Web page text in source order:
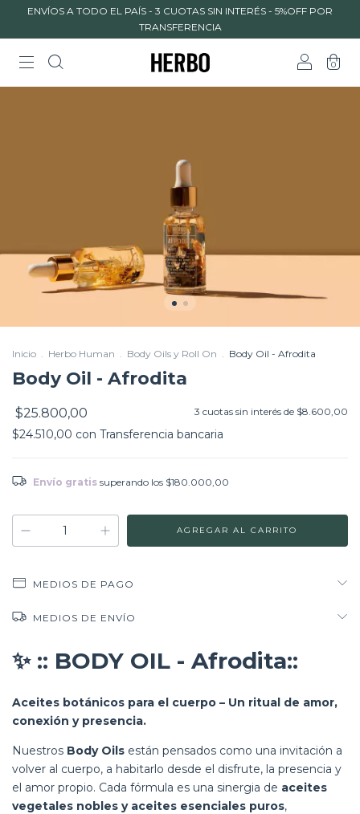
ENVÍOS A TODO EL PAÍS - 3 CUOTAS SIN INTERÉS - 5%OFF POR
TRANSFERENCIA
0
Inicio Herbo Human Body Oils y Roll On Body Oil - Afrodita
Body Oil - Afrodita
$25.800,00 3 cuotas sin interés de $8.600,00
$24.510,00 con Transferencia bancaria
Envío gratis superando los $180.000,00
MEDIOS DE PAGO
MEDIOS DE ENVÍO
✨ :: BODY OIL - Afrodita::
Aceites botánicos para el cuerpo – Un ritual de amor,
conexión y presencia.
Nuestros Body Oils están pensados como una invitación a
volver al cuerpo, a habitarlo desde el disfrute, la presencia y
el amor propio. Cada fórmula es una sinergia de aceites
vegetales nobles y aceites esenciales puros,